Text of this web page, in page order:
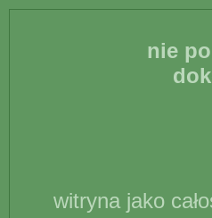
nie
witryna jako